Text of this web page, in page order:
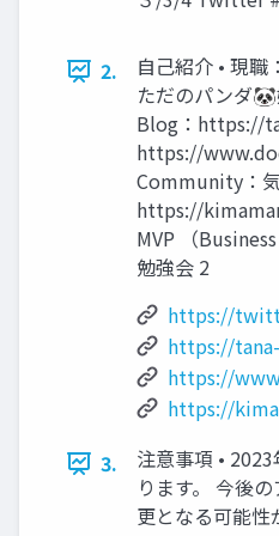
2.
自己紹介 • 現
ただのパンダ
Blog：https://
https://
Community：気
https://
MVP （
勉強会 2
https://
https://
https://
https://
3.
注意事項 •
ります。 今後
更となる可能